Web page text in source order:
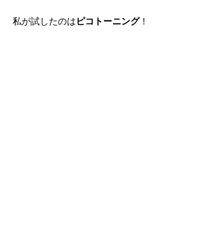
私が試したのは ピコトーニング！